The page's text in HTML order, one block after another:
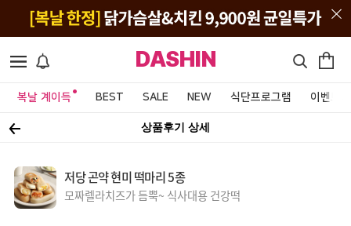
DASHIN
복날 계이득 BEST SALE NEW 식단프로그램 이벤트&
상품후기 상세
저당 곤약 현미 떡마리 5종
모짜렐라치즈가 듬뿍~ 식사대용 건강떡